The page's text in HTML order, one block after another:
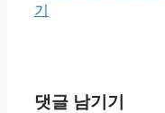
기
댓글 남기기